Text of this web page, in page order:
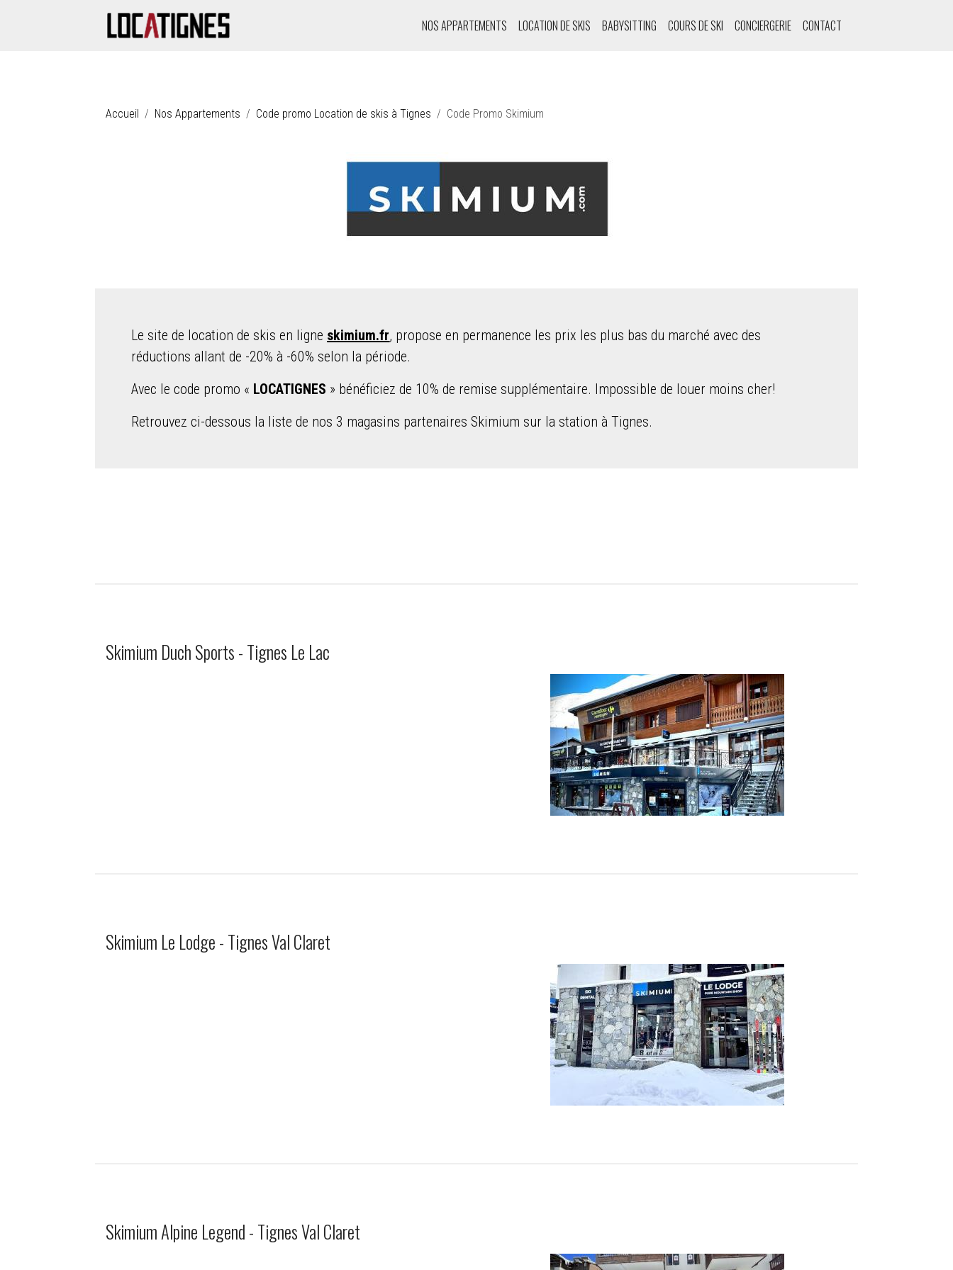
NOS APPARTEMENTS LOCATION DE SKIS BABYSITTING COURS DE SKI CONCIERGERIE CONTACT
Accueil Nos Appartements Code promo Location de skis à Tignes Code Promo Skimium
Le site de location de skis en ligne skimium.fr, propose en permanence les prix les plus bas du marché avec des
réductions allant de -20% à -60% selon la période.
Avec le code promo « LOCATIGNES » bénéficiez de 10% de remise supplémentaire. Impossible de louer moins cher!
Retrouvez ci-dessous la liste de nos 3 magasins partenaires Skimium sur la station à Tignes.
Skimium Duch Sports - Tignes Le Lac
Skimium Le Lodge - Tignes Val Claret
Skimium Alpine Legend - Tignes Val Claret